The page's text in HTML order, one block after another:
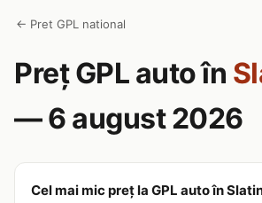
← Pret GPL national
Preț GPL auto în
— 6 august 2026
Cel mai mic preț la GPL auto în